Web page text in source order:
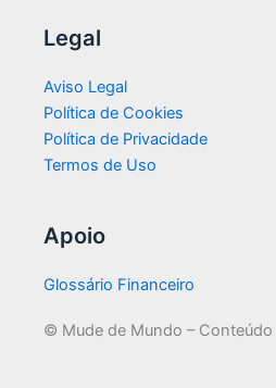
Legal
Aviso Legal
Política de Cookies
Política de Privacidade
Termos de Uso
Apoio
Glossário Financeiro
© Mude de Mundo – Conteúdo